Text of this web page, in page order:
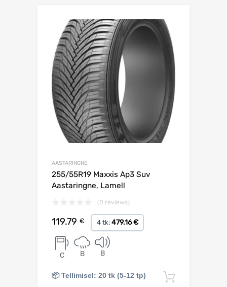
AASTARINGNE
255/55R19 Maxxis Ap3 Suv
Aastaringne, Lamell
(0 reviews)
119.79 € 4 tk: 479.16 €
C B B
📦 Tellimisel: 20 tk (5-12 tp)